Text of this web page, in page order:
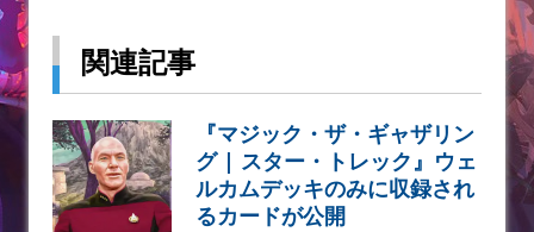
関連記事
『マジック・ザ・ギャザリン
グ | スター・トレック』ウェ
ルカムデッキのみに収録され
るカードが公開